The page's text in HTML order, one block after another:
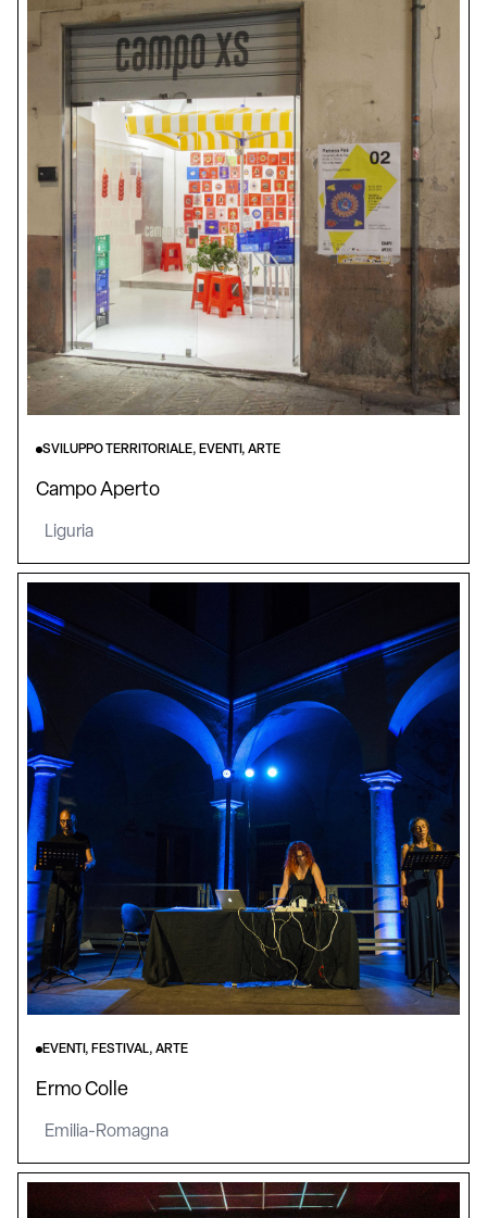
SVILUPPO TERRITORIALE, EVENTI, ARTE
Campo Aperto
Liguria
EVENTI, FESTIVAL, ARTE
Ermo Colle
Emilia-Romagna